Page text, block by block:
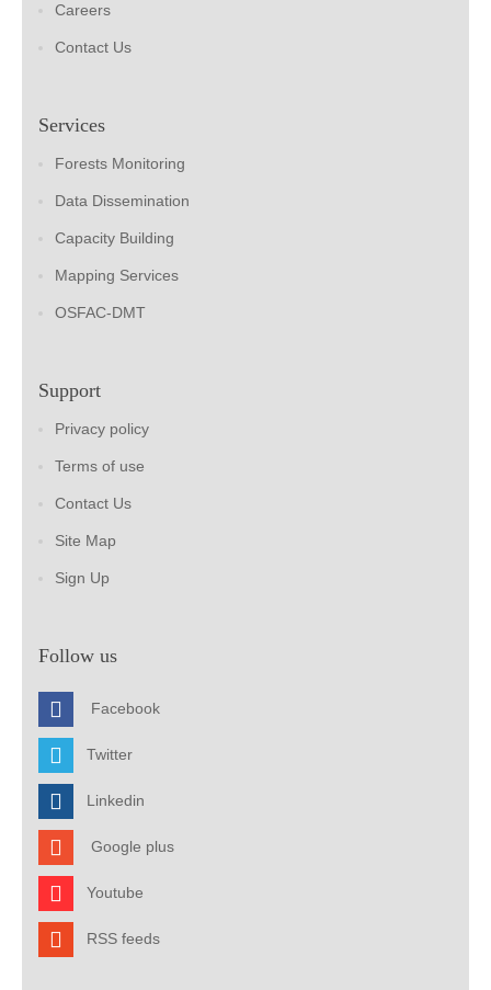
Careers
Contact Us
Services
Forests Monitoring
Data Dissemination
Capacity Building
Mapping Services
OSFAC-DMT
Support
Privacy policy
Terms of use
Contact Us
Site Map
Sign Up
Follow us
Facebook
Twitter
Linkedin
Google plus
Youtube
RSS feeds